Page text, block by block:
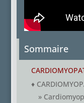
Sommaire
♦
»